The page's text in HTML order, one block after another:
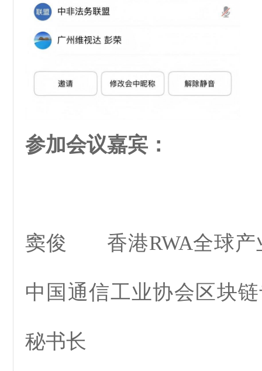
参加会议嘉宾：
窦俊 香港RWA全球产
中国通信工业协会区块
秘书长